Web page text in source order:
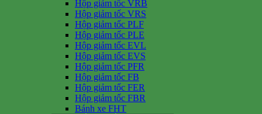
Hộp giảm tốc VRB
Hộp giảm tốc VRS
Hộp giảm tốc PLF
Hộp giảm tốc PLE
Hộp giảm tốc EVL
Hộp giảm tốc EVS
Hộp giảm tốc PFR
Hộp giảm tốc FB
Hộp giảm tốc FER
Hộp giảm tốc FBR
Bánh xe FHT